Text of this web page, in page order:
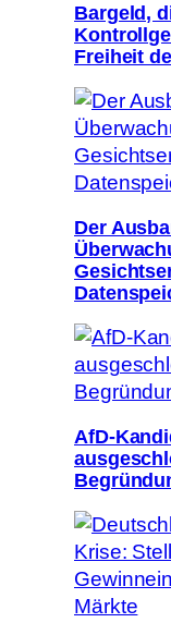
Bargeld,
Freiheit
Der
AfD-